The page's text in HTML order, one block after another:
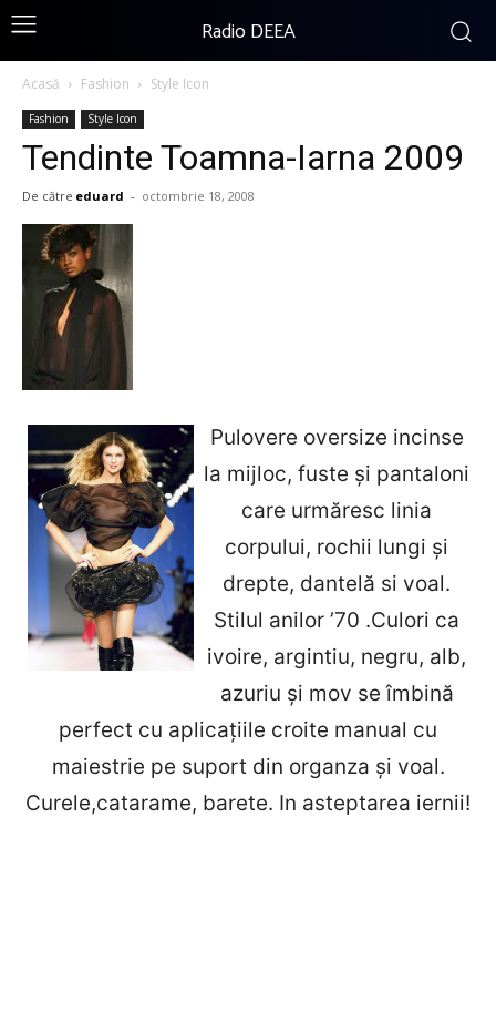
Radio DEEA
Acasă Fashion Style Icon
Fashion Style Icon
Tendinte Toamna-Iarna 2009
De către eduard - octombrie 18, 2008
Pulovere oversize incinse
la mijloc, fuste şi pantaloni
care urmăresc linia
corpului, rochii lungi şi
drepte, dantelă si voal.
Stilul anilor ’70 .Culori ca
ivoire, argintiu, negru, alb,
azuriu şi mov se îmbină
perfect cu aplicaţiile croite manual cu
maiestrie pe suport din organza şi voal.
Curele,catarame, barete. In asteptarea iernii!